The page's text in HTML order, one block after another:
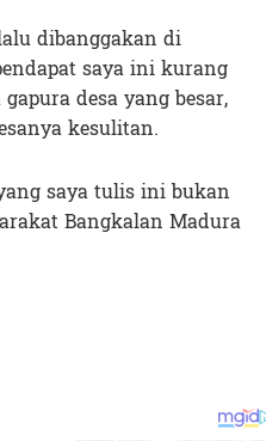
dibanggakan di
saya ini kurang
desa yang besar,
kesulitan.
saya tulis ini bukan
Bangkalan Madura